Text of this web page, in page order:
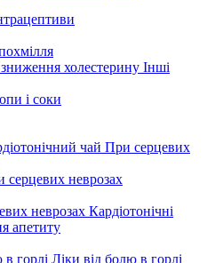
холестерину Інші
і соки
чай При серцевих
серцевих неврозах
неврозах Кардіотонічні
апетиту
горлі Ліки від болю в горлі